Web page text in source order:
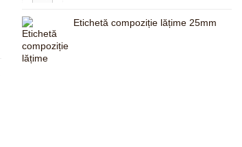
Etichetă compoziție lățime 25mm